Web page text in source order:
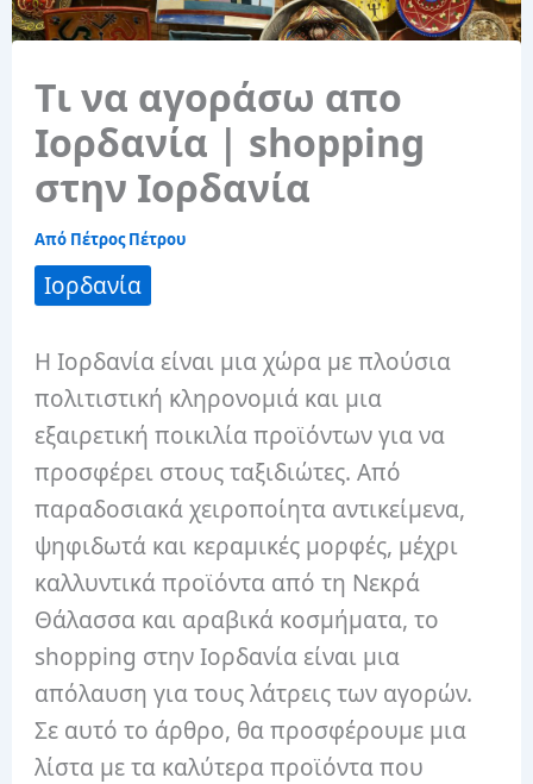
Τι να αγοράσω απο
Ιορδανία | shopping
στην Ιορδανία
Από Πέτρος Πέτρου
Ιορδανία
Η Ιορδανία είναι μια χώρα με πλούσια
πολιτιστική κληρονομιά και μια
εξαιρετική ποικιλία προϊόντων για να
προσφέρει στους ταξιδιώτες. Από
παραδοσιακά χειροποίητα αντικείμενα,
ψηφιδωτά και κεραμικές μορφές, μέχρι
καλλυντικά προϊόντα από τη Νεκρά
Θάλασσα και αραβικά κοσμήματα, το
shopping στην Ιορδανία είναι μια
απόλαυση για τους λάτρεις των αγορών.
Σε αυτό το άρθρο, θα προσφέρουμε μια
λίστα με τα καλύτερα προϊόντα που